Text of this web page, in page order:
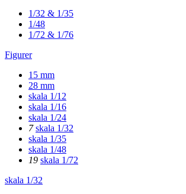
1/32 & 1/35
1/48
1/72 & 1/76
Figurer
15 mm
28 mm
skala 1/12
skala 1/16
skala 1/24
7 skala 1/32
skala 1/35
skala 1/48
19 skala 1/72
skala 1/32